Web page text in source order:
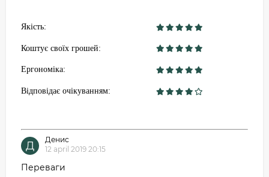
Якість:
Коштує своїх грошей:
Ергономіка:
Відповідає очікуванням:
Д
Денис
12 april 2019 20:15
Переваги